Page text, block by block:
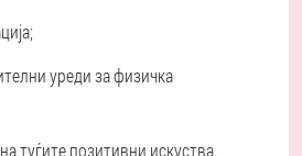
уреди за физичка
туѓите позитивни искуства.